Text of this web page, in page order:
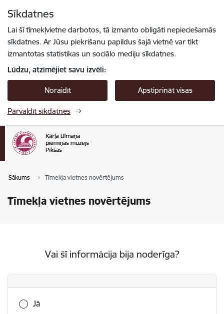
Sīkdatnes
Lai šī tīmekļvietne darbotos, tā izmanto obligāti nepieciešamās
sīkdatnes. Ar Jūsu piekrišanu papildus šajā vietnē var tikt
izmantotas statistikas un sociālo mediju sīkdatnes.
Lūdzu, atzīmējiet savu izvēli:
Noraidīt Apstiprināt visas
Pārvaldīt sīkdatnes
Sākums Tīmekļa vietnes novērtējums
Tīmekļa vietnes novērtējums
Vai šī informācija bija noderīga?
Vai šī informācija bija noderīga?
Jā